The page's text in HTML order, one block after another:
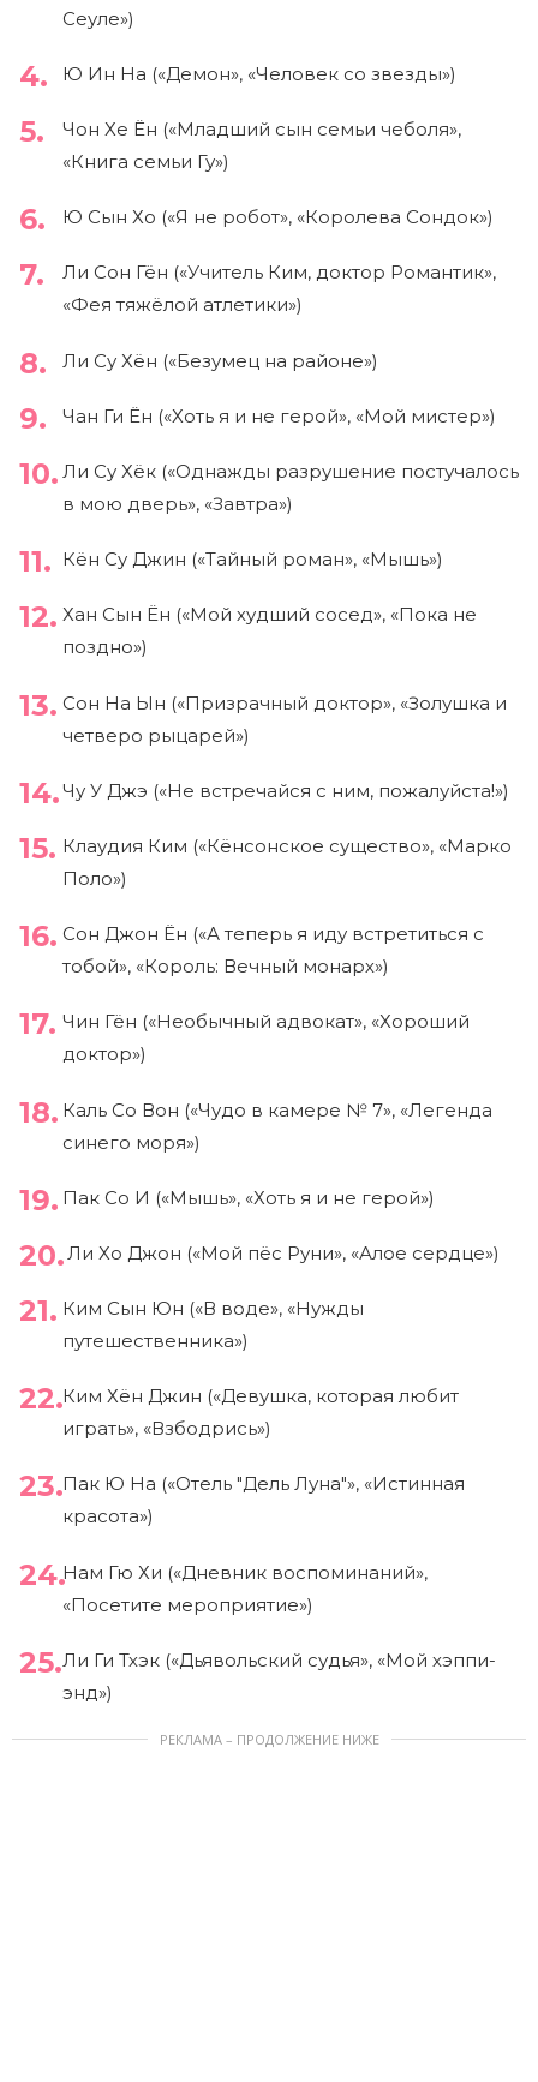
Сеуле»)
Ю Ин На («Демон», «Человек со звезды»)
Чон Хе Ён («Младший сын семьи чеболя»,
«Книга семьи Гу»)
Ю Сын Хо («Я не робот», «Королева Сондок»)
Ли Сон Гён («Учитель Ким, доктор Романтик»,
«Фея тяжёлой атлетики»)
Ли Су Хён («Безумец на районе»)
Чан Ги Ён («Хоть я и не герой», «Мой мистер»)
Ли Су Хёк («Однажды разрушение постучалось
в мою дверь», «Завтра»)
Кён Су Джин («Тайный роман», «Мышь»)
Хан Сын Ён («Мой худший сосед», «Пока не
поздно»)
Сон На Ын («Призрачный доктор», «Золушка и
четверо рыцарей»)
Чу У Джэ («Не встречайся с ним, пожалуйста!»)
Клаудия Ким («Кёнсонское существо», «Марко
Поло»)
Сон Джон Ён («А теперь я иду встретиться с
тобой», «Король: Вечный монарх»)
Чин Гён («Необычный адвокат», «Хороший
доктор»)
Каль Со Вон («Чудо в камере № 7», «Легенда
синего моря»)
Пак Со И («Мышь», «Хоть я и не герой»)
Ли Хо Джон («Мой пёс Руни», «Алое сердце»)
Ким Сын Юн («В воде», «Нужды
путешественника»)
Ким Хён Джин («Девушка, которая любит
играть», «Взбодрись»)
Пак Ю На («Отель "Дель Луна"», «Истинная
красота»)
Нам Гю Хи («Дневник воспоминаний»,
«Посетите мероприятие»)
Ли Ги Тхэк («Дьявольский судья», «Мой хэппи-
энд»)
РЕКЛАМА – ПРОДОЛЖЕНИЕ НИЖЕ